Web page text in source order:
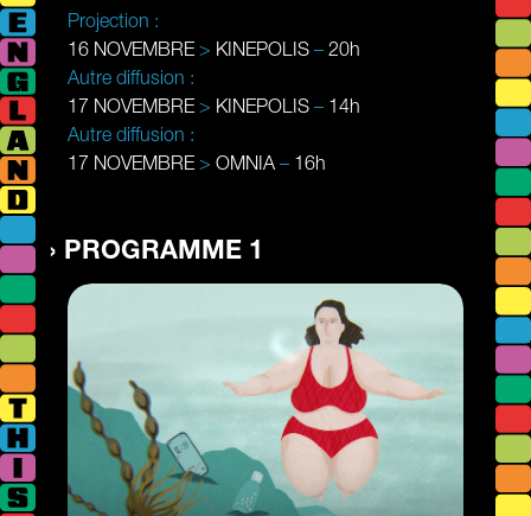
Projection :
16 NOVEMBRE > KINEPOLIS – 20h
Autre diffusion :
17 NOVEMBRE > KINEPOLIS – 14h
Autre diffusion :
17 NOVEMBRE > OMNIA – 16h
PROGRAMME 1